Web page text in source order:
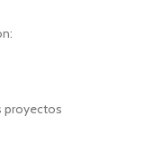
proyectos